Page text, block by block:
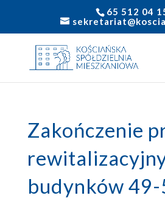
65 512 04
Zakończenie
budynków